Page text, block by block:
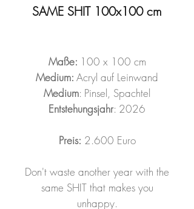
SAME SHIT 100x100 cm
Maße: 100 x 100 cm
Medium: Acryl auf Leinwand
Medium: Pinsel, Spachtel
Entstehungsjahr: 2026
Preis: 2.600 Euro
Don't waste another year with the
same SHIT that makes you
unhappy.